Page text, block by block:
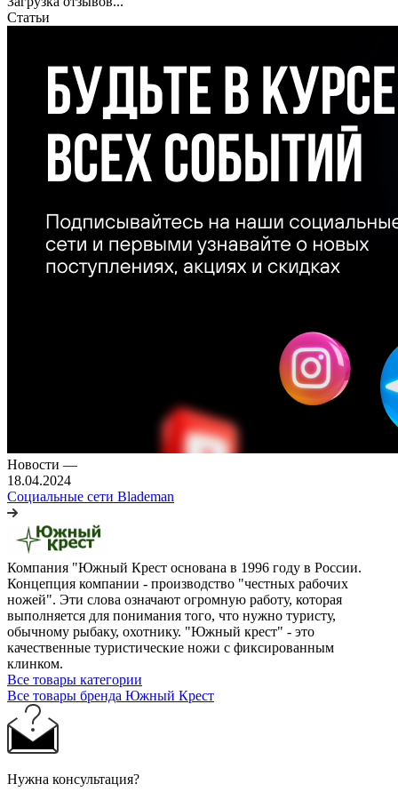
Статьи
Новости —
18.04.2024
Социальные сети Blademan
Компания "Южный Крест основана в 1996 году в России.
Концепция компании - производство "честных рабочих
ножей". Эти слова означают огромную работу, которая
выполняется для понимания того, что нужно туристу,
обычному рыбаку, охотнику. "Южный крест" - это
качественные туристические ножи с фиксированным
клинком.
Все товары категории
Все товары бренда Южный Крест
Нужна консультация?